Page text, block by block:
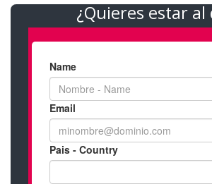
¿Quieres estar al